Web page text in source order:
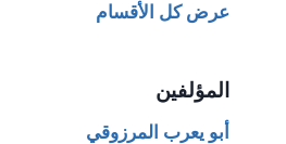
عرض كل الأقسام
المؤلفين
أبو يعرب المرزوقي